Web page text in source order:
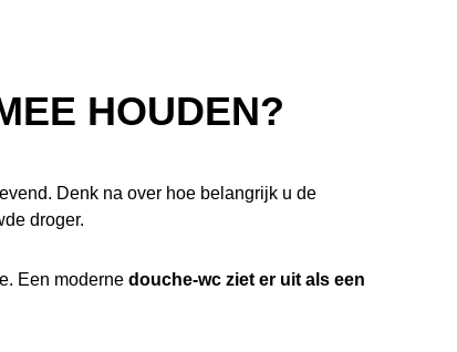
HOUDEN?
Denk na over hoe belangrijk u de
droger.
Een moderne douche-wc ziet er uit als een